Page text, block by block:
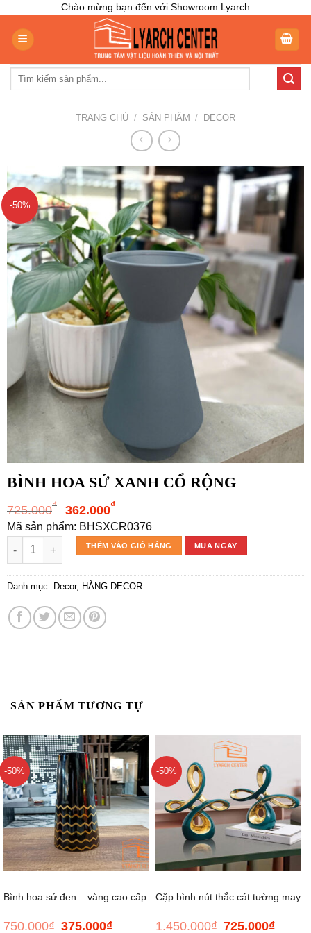
content
Chào mừng bạn đến với Showroom Lyarch
Tìm
TRANG CHỦ / SẢN PHẨM / DECOR
-50%
BÌNH HOA SỨ XANH CỔ RỘNG
725.000₫
Giá
gốc
là:
725.000₫.
362.000₫Giá
hiện
tại
là:
362.000₫.
Mã sản phẩm: BHSXCR0376
BÌNH HOA SỨ XANH CỔ RỘNG số lượng
THÊM VÀO GIỎ HÀNG MUA NGAY
Danh mục: Decor, HÀNG DECOR
SẢN PHẨM TƯƠNG TỰ
-50%
Bình hoa sứ đen – vàng cao cấp
750.000₫ Giá
375.000₫Giá
-50%
Cặp bình nút thắc cát tường may
1.450.000₫ Giá
725.000₫Giá